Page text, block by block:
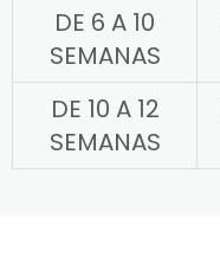
DE 6 A 10
SEMANAS
DE 10 A 12
SEMANAS